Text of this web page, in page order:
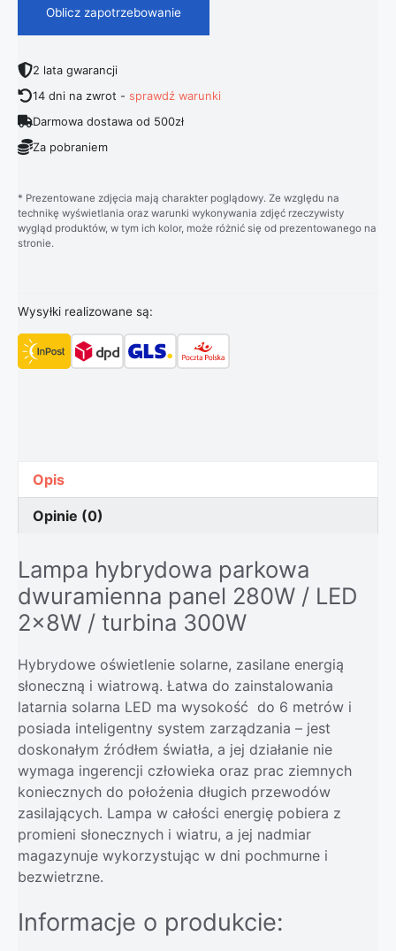
Oblicz zapotrzebowanie
2 lata gwarancji
14 dni na zwrot -sprawdź warunki
Darmowa dostawa od 500zł
Za pobraniem
* Prezentowane zdjęcia mają charakter poglądowy. Ze względu na
technikę wyświetlania oraz warunki wykonywania zdjęć rzeczywisty
wygląd produktów, w tym ich kolor, może różnić się od prezentowanego na
stronie.
Wysyłki realizowane są:
Opis
Opinie (0)
Lampa hybrydowa parkowa
dwuramienna panel 280W / LED
2x8W / turbina 300W
Hybrydowe oświetlenie solarne, zasilane energią
słoneczną i wiatrową. Łatwa do zainstalowania
latarnia solarna LED ma wysokość do 6 metrów i
posiada inteligentny system zarządzania – jest
doskonałym źródłem światła, a jej działanie nie
wymaga ingerencji człowieka oraz prac ziemnych
koniecznych do położenia długich przewodów
zasilających. Lampa w całości energię pobiera z
promieni słonecznych i wiatru, a jej nadmiar
magazynuje wykorzystując w dni pochmurne i
bezwietrzne.
Informacje o produkcie: